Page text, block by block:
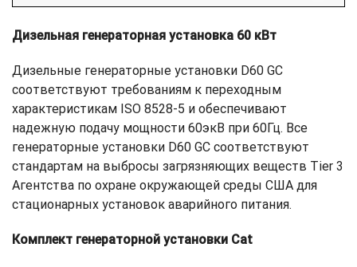
Дизельная генераторная установка 60 кВт
Дизельные генераторные установки D60 GC
соответствуют требованиям к переходным
характеристикам ISO 8528-5 и обеспечивают
надежную подачу мощности 60экВ при 60Гц. Все
генераторные установки D60 GC соответствуют
стандартам на выбросы загрязняющих веществ Tier 3
Агентства по охране окружающей среды США для
стационарных установок аварийного питания.
Комплект генераторной установки Cat